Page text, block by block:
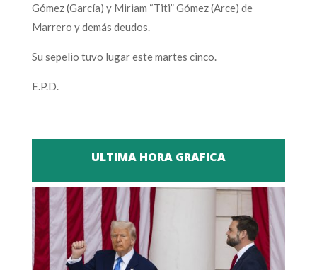
Gómez (García) y Miriam “Titi” Gómez (Arce) de
Marrero y demás deudos.
Su sepelio tuvo lugar este martes cinco.
E.P.D.
ULTIMA HORA GRAFICA